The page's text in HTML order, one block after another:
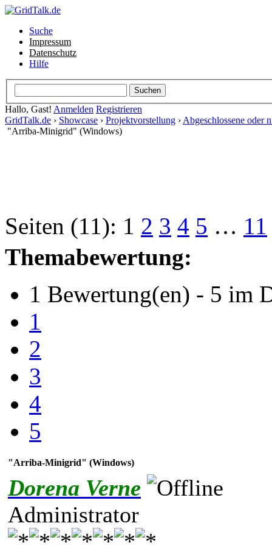
Suche
Impressum
Datenschutz
Hilfe
Hallo, Gast! Anmelden Registrieren
GridTalk.de › Showcase › Projektvorstellung › Abgeschlossene oder
"Arriba-Minigrid" (Windows)
Seiten (11): 1 2 3 4 5 … 11
Themabewertung:
1 Bewertung(en) - 5 im
1
2
3
4
5
"Arriba-Minigrid" (Windows)
Dorena Verne
Administrator